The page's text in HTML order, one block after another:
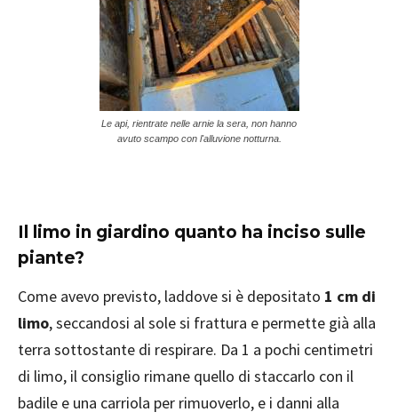
Le api, rientrate nelle arnie la sera, non hanno
avuto scampo con l'alluvione notturna.
Il limo in giardino quanto ha inciso sulle
piante?
Come avevo previsto, laddove si è depositato 1 cm di
limo, seccandosi al sole si frattura e permette già alla
terra sottostante di respirare. Da 1 a pochi centimetri
di limo, il consiglio rimane quello di staccarlo con il
badile e una carriola per rimuoverlo, e i danni alla